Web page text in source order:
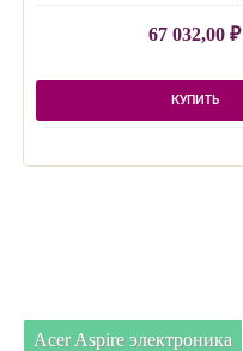
67 032,00₽
КУПИТЬ
Acer Aspire электроника